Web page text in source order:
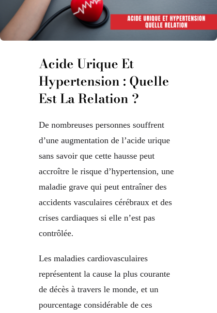
Acide Urique Et
Hypertension : Quelle
Est La Relation ?
De nombreuses personnes souffrent
d’une augmentation de l’acide urique
sans savoir que cette hausse peut
accroître le risque d’hypertension, une
maladie grave qui peut entraîner des
accidents vasculaires cérébraux et des
crises cardiaques si elle n’est pas
contrôlée.
Les maladies cardiovasculaires
représentent la cause la plus courante
de décès à travers le monde, et un
pourcentage considérable de ces